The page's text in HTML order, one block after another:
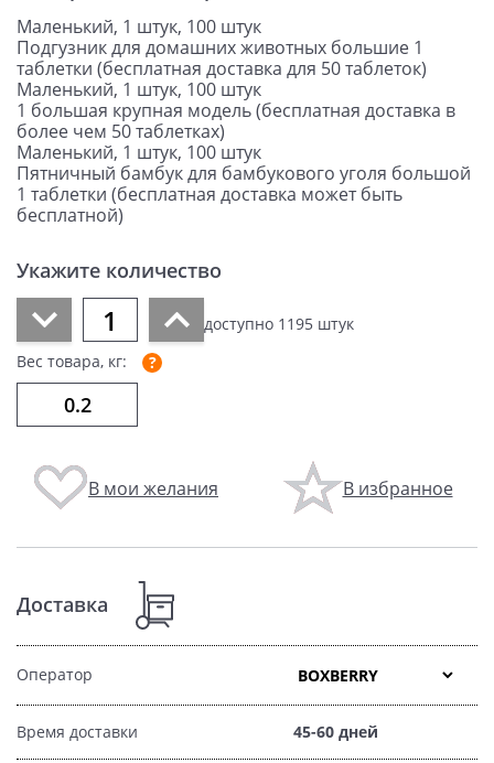
Маленький, 1 штук, 100 штук
Подгузник для домашних животных большие 1
таблетки (бесплатная доставка для 50 таблеток)
Маленький, 1 штук, 100 штук
1 большая крупная модель (бесплатная доставка в
более чем 50 таблетках)
Маленький, 1 штук, 100 штук
Пятничный бамбук для бамбукового уголя большой
1 таблетки (бесплатная доставка может быть
бесплатной)
Укажите количество
доступно 1195 штук
Вес товара, кг:
В мои желания В избранное
Доставка
Оператор
Время доставки 45-60 дней